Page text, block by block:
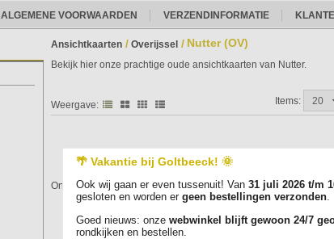
ALGEMENE VOORWAARDEN VERZENDINFORMATIE
Ansichtkaarten / Overijssel / Nutter (OV)
Bekijk hier onze prachtige oude ansichtkaarten van Nutter.
Items: 20
Weergave:
Geen producten
Online prachtige oude ansichtkaarten bestellen doet u
🌴 Vakantie bij Goltbeeck! 🌞
Ook wij gaan er even tussenuit! Van 31 juli 2026 t/m
gesloten en worden er geen bestellingen verzonden.
Goed nieuws: onze webwinkel blijft gewoon 24/7
rondkijken en bestellen.